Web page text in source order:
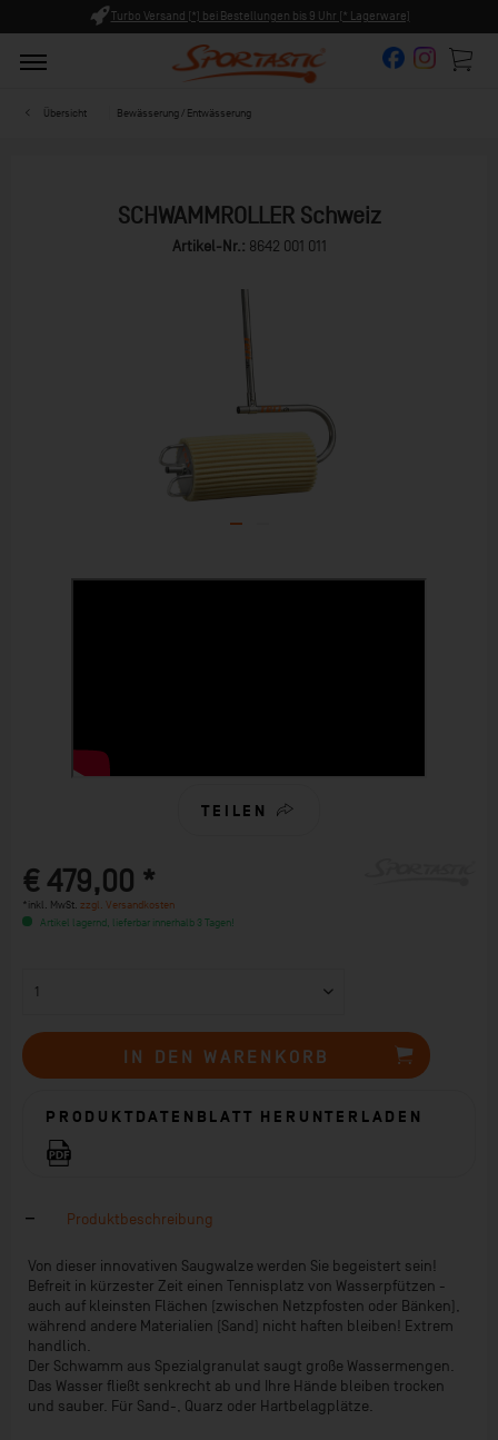
bis 9 Uhr (* Lagerware) Persönliche Beratung ab 8:00
Übersicht Bewässerung / Entwässerung
SCHWAMMROLLER Schweiz
Artikel-Nr.: 8642 001 011
TEILEN
€ 479,00 *
*inkl. MwSt. zzgl. Versandkosten
Artikel lagernd, lieferbar innerhalb 3 Tagen!
IN DEN WARENKORB
PRODUKTDATENBLATT HERUNTERLADEN
Produktbeschreibung
Von dieser innovativen Saugwalze werden Sie begeistert sein!
Befreit in kürzester Zeit einen Tennisplatz von Wasserpfützen -
auch auf kleinsten Flächen (zwischen Netzpfosten oder Bänken),
während andere Materialien (Sand) nicht haften bleiben! Extrem
handlich.
Der Schwamm aus Spezialgranulat saugt große Wassermengen.
Das Wasser fließt senkrecht ab und Ihre Hände bleiben trocken
und sauber. Für Sand-, Quarz oder Hartbelagplätze.